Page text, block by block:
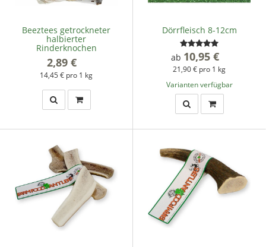
Beeztees getrockneter
halbierter
Rinderknochen
2,89 €
14,45 € pro 1 kg
Dörrfleisch 8-12cm
ab 10,95 €
21,90 € pro 1 kg
Varianten verfügbar